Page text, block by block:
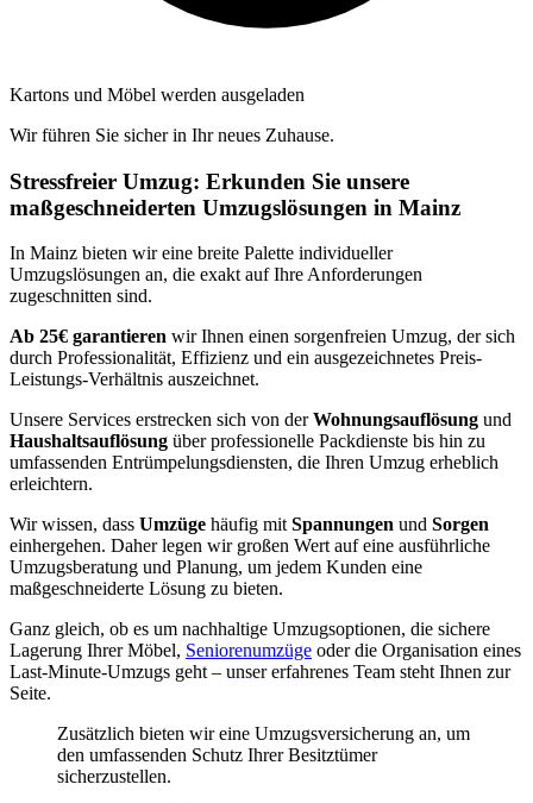
Kartons und Möbel werden ausgeladen
Wir führen Sie sicher in Ihr neues Zuhause.
Stressfreier Umzug: Erkunden Sie unsere
maßgeschneiderten Umzugslösungen in Mainz
In Mainz bieten wir eine breite Palette individueller
Umzugslösungen an, die exakt auf Ihre Anforderungen
zugeschnitten sind.
Ab 25€ garantieren wir Ihnen einen sorgenfreien Umzug, der sich
durch Professionalität, Effizienz und ein ausgezeichnetes Preis-
Leistungs-Verhältnis auszeichnet.
Unsere Services erstrecken sich von derWohnungsauflösung und
Haushaltsauflösung über professionelle Packdienste bis hin zu
umfassenden Entrümpelungsdiensten, die Ihren Umzug erheblich
erleichtern.
Wir wissen, dass Umzüge häufig mit Spannungen und Sorgen
einhergehen. Daher legen wir großen Wert auf eine ausführliche
Umzugsberatung und Planung, um jedem Kunden eine
maßgeschneiderte Lösung zu bieten.
Ganz gleich, ob es um nachhaltige Umzugsoptionen, die sichere
Lagerung Ihrer Möbel, Seniorenumzüge oder die Organisation eines
Last-Minute-Umzugs geht – unser erfahrenes Team steht Ihnen zur
Seite.
Zusätzlich bieten wir eine Umzugsversicherung an, um
den umfassenden Schutz Ihrer Besitztümer
sicherzustellen.